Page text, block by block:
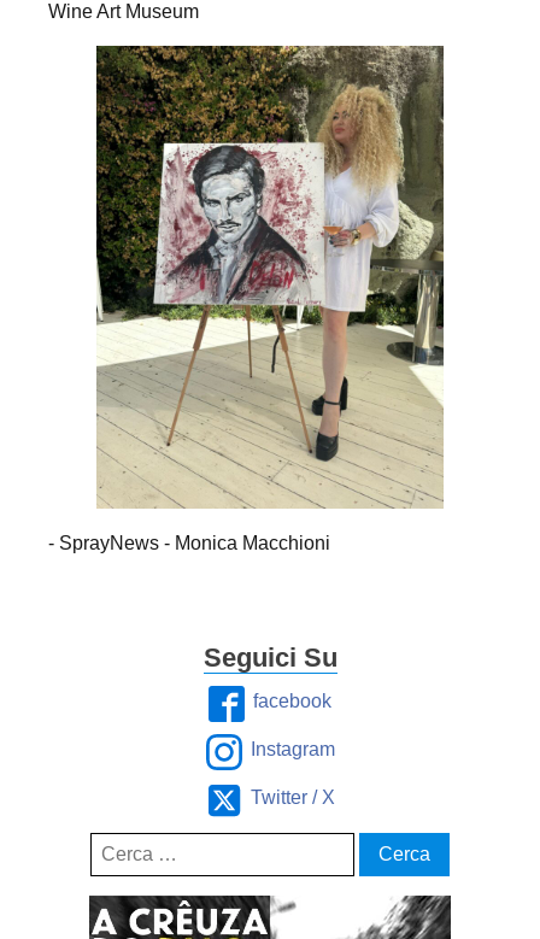
Wine Art Museum
- SprayNews - Monica Macchioni
Seguici Su
facebook
Instagram
Twitter / X
Ricerca
per: